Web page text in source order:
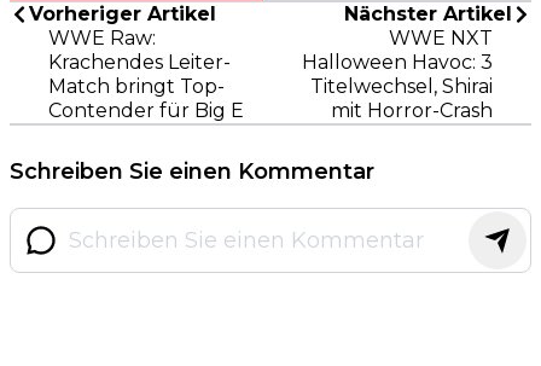
Vorheriger Artikel
WWE Raw:
Krachendes Leiter-
Match bringt Top-
Contender für Big E
Nächster Artikel
WWE NXT
Halloween Havoc: 3
Titelwechsel, Shirai
mit Horror-Crash
Schreiben Sie einen Kommentar